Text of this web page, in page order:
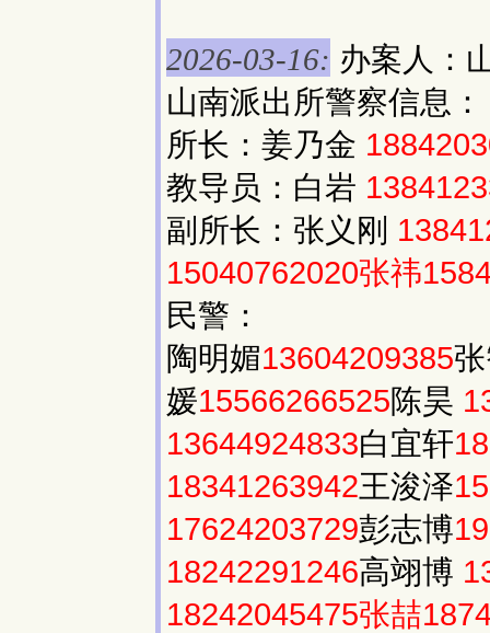
2026-03-16: 办案人：
山南派出所警察信息：
所长：姜乃金
教导员：白岩
副所长：张义刚
15040762020张祎
民警：
陶明媚13604209385
媛15566266525陈昊
13644924833白宜轩
18341263942王浚泽
17624203729彭志博
18242291246高翊博
18242045475张喆